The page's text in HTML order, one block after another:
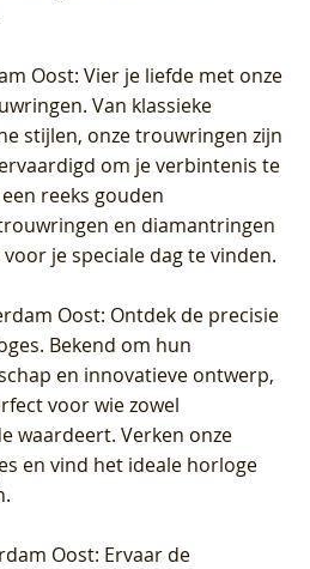
Oost: Vier je liefde met onze
Van klassieke
stijlen, onze trouwringen zijn
om je verbintenis te
reeks gouden
en diamantringen
je speciale dag te vinden.
Oost: Ontdek de precisie
Bekend om hun
en innovatieve ontwerp,
voor wie zowel
waardeert. Verken onze
en vind het ideale horloge
Oost: Ervaar de